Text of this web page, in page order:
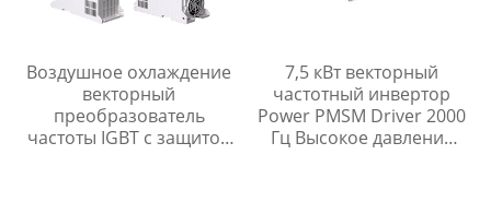
Воздушное охлаждение
векторный
преобразователь
частоты IGBT с защитой
7,5 кВт векторный
частотный инвертор
Power PMSM Driver 2000
Гц Высокое давление